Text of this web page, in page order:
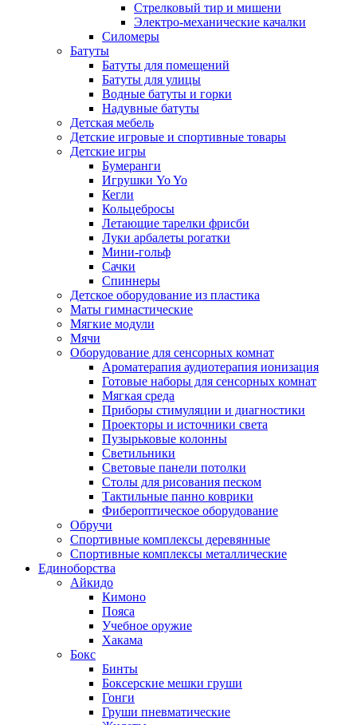
Стрелковый тир и мишени
Электро-механические качалки
Силомеры
Батуты
Батуты для помещений
Батуты для улицы
Водные батуты и горки
Надувные батуты
Детская мебель
Детские игровые и спортивные товары
Детские игры
Бумеранги
Игрушки Yo Yo
Кегли
Кольцебросы
Летающие тарелки фрисби
Луки арбалеты рогатки
Мини-гольф
Сачки
Спиннеры
Детское оборудование из пластика
Маты гимнастические
Мягкие модули
Мячи
Оборудование для сенсорных комнат
Ароматерапия аудиотерапия ионизация
Готовые наборы для сенсорных комнат
Мягкая среда
Приборы стимуляции и диагностики
Проекторы и источники света
Пузырьковые колонны
Светильники
Световые панели потолки
Столы для рисования песком
Тактильные панно коврики
Фибероптическое оборудование
Обручи
Спортивные комплексы деревянные
Спортивные комплексы металлические
Единоборства
Айкидо
Кимоно
Пояса
Учебное оружие
Хакама
Бокс
Бинты
Боксерские мешки груши
Гонги
Груши пневматические